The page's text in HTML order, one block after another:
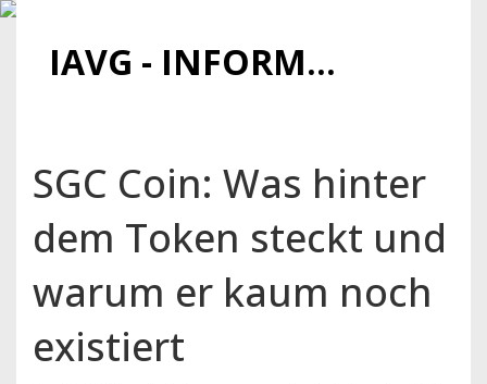
IAVG - INFORMATIONSARCHIV FÜR VIRTUELLE GELDER
SGC Coin: Was hinter
dem Token steckt und
warum er kaum noch
existiert